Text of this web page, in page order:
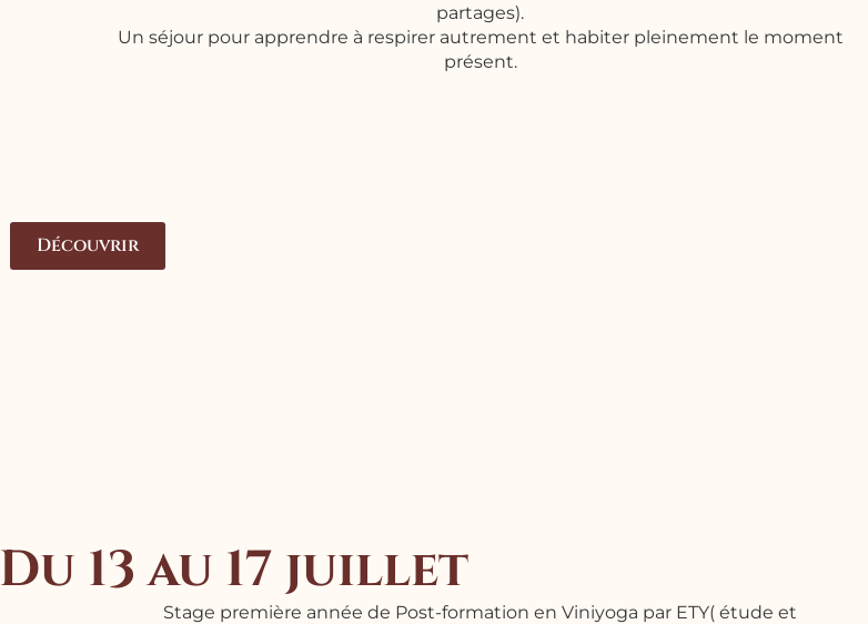
partages).
Un séjour pour apprendre à respirer autrement et habiter pleinement le moment
présent.
Découvrir
Du 13 au 17 juillet
Stage première année de Post-formation en Viniyoga par ETY( étude et